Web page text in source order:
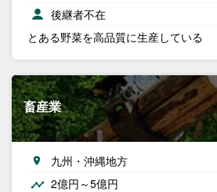
後継者不在
とある野菜を高品質に生産している
畜産業
九州・沖縄地方
2億円～5億円